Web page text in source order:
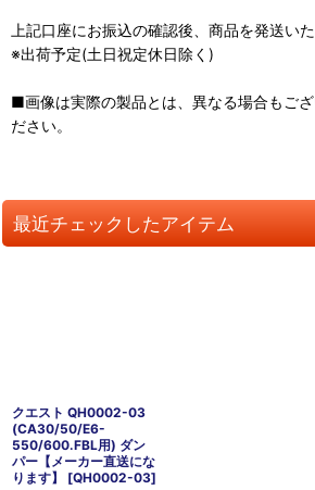
上記口座にお振込の確認後、商品を発送いた
※出荷予定(土日祝定休日除く)
■画像は実際の製品とは、異なる場合もご
ださい。
最近チェックしたアイテム
クエスト QH0002-03
(CA30/50/E6-
550/600.FBL用) ダン
パー【メーカー直送にな
ります】
[QH0002-03]